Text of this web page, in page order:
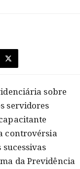
sobre
servidores
controvérsia
da Previdência